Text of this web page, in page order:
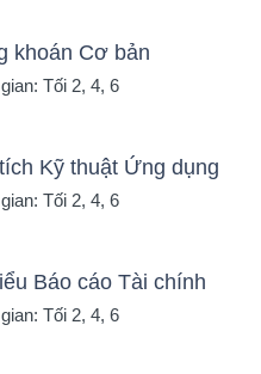
khoán Cơ bản
Tối 2, 4, 6
Kỹ thuật Ứng dụng
Tối 2, 4, 6
Báo cáo Tài chính
Tối 2, 4, 6